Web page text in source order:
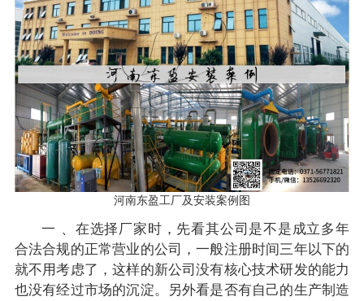
河南东盈工厂及安装案例图
一 、在选择厂家时，先看其公司是不是成立多年
合法合规的正常营业的公司，一般注册时间三年以下的
就不用考虑了，这样的新公司没有核心技术研发的能力
也没有经过市场的沉淀。另外看是否有自己的生产制造